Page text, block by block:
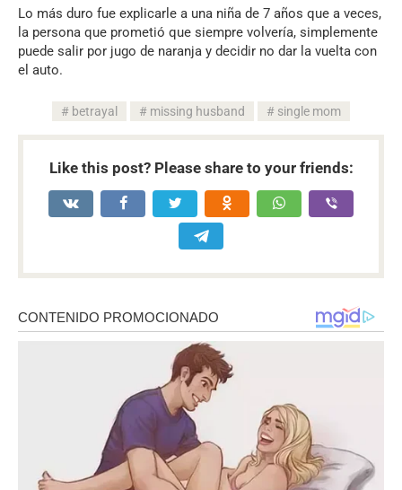
Lo más duro fue explicarle a una niña de 7 años que a veces,
la persona que prometió que siempre volvería, simplemente
puede salir por jugo de naranja y decidir no dar la vuelta con
el auto.
betrayal missing husband single mom
Like this post? Please share to your friends: